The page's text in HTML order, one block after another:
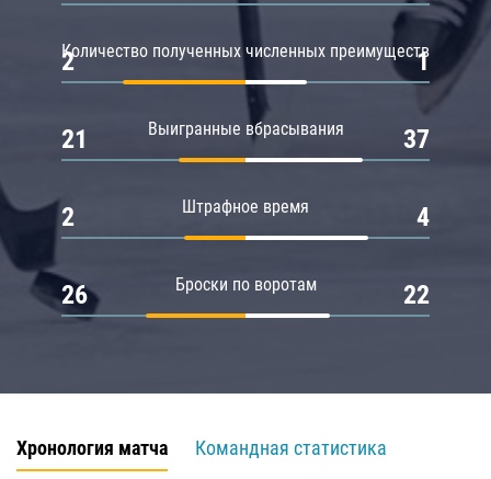
Количество полученных численных преимуществ
2 1
Выигранные вбрасывания
21 37
Штрафное время
2 4
Броски по воротам
26 22
Хронология матча
Командная статистика